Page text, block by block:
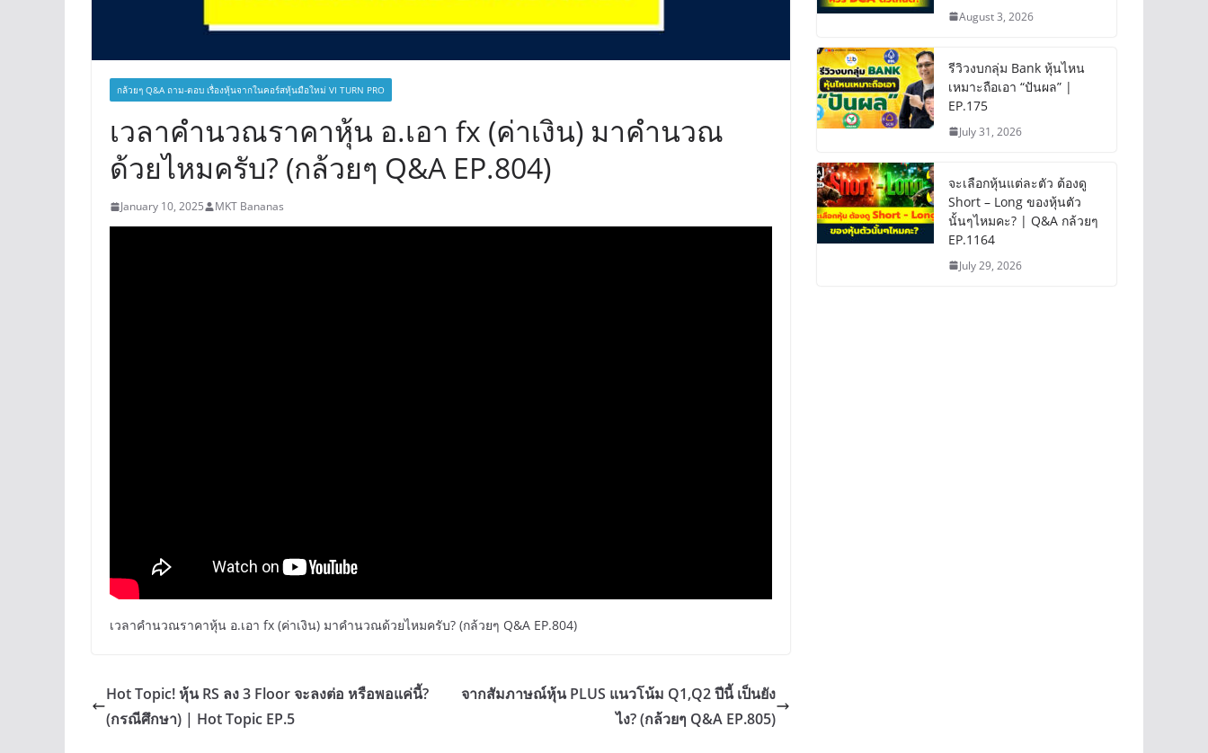
กล้วยๆ Q&A ถาม-ตอบ เรื่องหุ้นจากในคอร์สหุ้นมือใหม่ VI TURN PRO
เวลาคำนวณราคาหุ้น อ.เอา fx (ค่าเงิน) มาคำนวณ
ด้วยไหมครับ? (กล้วยๆ Q&A EP.804)
January 10, 2025 MKT Bananas
เวลาคำนวณราคาหุ้น อ.เอา fx (ค่าเงิน) มาคำนวณด้วยไหมครับ? (กล้วยๆ Q&A EP.804)
Hot Topic! หุ้น RS ลง 3 Floor จะลงต่อ หรือพอแค่นี้?
(กรณีศึกษา) | Hot Topic EP.5
จากสัมภาษณ์หุ้น PLUS แนวโน้ม Q1,Q2 ปีนี้ เป็นยัง
ไง? (กล้วยๆ Q&A EP.805)
August 3, 2026
รีวิวงบกลุ่ม Bank หุ้นไหน
เหมาะถือเอา “ปันผล” |
EP.175
July 31, 2026
จะเลือกหุ้นแต่ละตัว ต้องดู
Short – Long ของหุ้นตัว
นั้นๆไหมคะ? | Q&A กล้วยๆ
EP.1164
July 29, 2026